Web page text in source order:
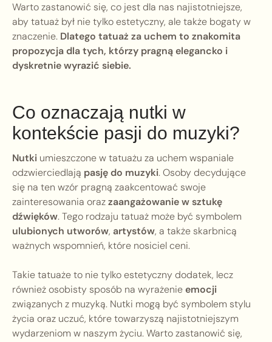
Warto zastanowić się, co jest dla nas najistotniejsze,
aby tatuaż był nie tylko estetyczny, ale także bogaty w
znaczenie. Dlatego tatuaż za uchem to znakomita
propozycja dla tych, którzy pragną elegancko i
dyskretnie wyrazić siebie.
Co oznaczają nutki w
kontekście pasji do muzyki?
Nutki umieszczone w tatuażu za uchem wspaniale
odzwierciedlają pasję do muzyki. Osoby decydujące
się na ten wzór pragną zaakcentować swoje
zainteresowania orazzaangażowanie w sztukę
dźwięków. Tego rodzaju tatuaż może być symbolem
ulubionych utworów, artystów, a także skarbnicą
ważnych wspomnień, które nosiciel ceni.
Takie tatuaże to nie tylko estetyczny dodatek, lecz
również osobisty sposób na wyrażenieemocji
związanych z muzyką. Nutki mogą być symbolem stylu
życia oraz uczuć, które towarzyszą najistotniejszym
wydarzeniom w naszym życiu. Warto zastanowić się,